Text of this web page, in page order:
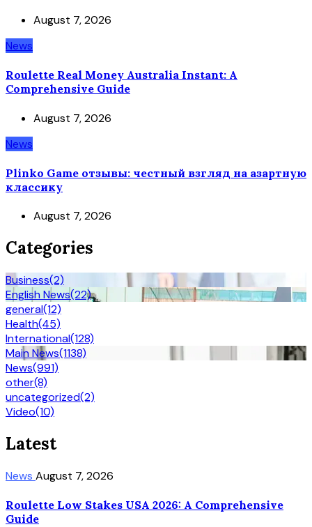
August 7, 2026
News
Roulette Real Money Australia Instant: A
Comprehensive Guide
August 7, 2026
News
Plinko Game отзывы: честный взгляд на азартную
классику
August 7, 2026
Categories
Business(2)
English News(22)
general(12)
Health(45)
International(128)
Main News(1138)
News(991)
other(8)
uncategorized(2)
Video(10)
Latest
News August 7, 2026
Roulette Low Stakes USA 2026: A Comprehensive
Guide